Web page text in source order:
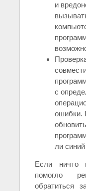
и
с
ошибки.
ли
Если ничто
помогло
обратиться